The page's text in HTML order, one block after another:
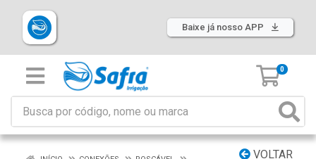
Baixe já nosso APP
0
VOLTAR